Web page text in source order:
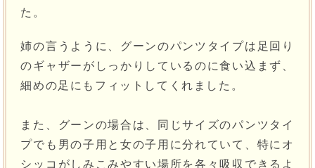
た。
姉の言うように、グーンのパンツタイプは足回り
のギャザーがしっかりしているのに食い込まず、
細めの足にもフィットしてくれました。
また、グーンの場合は、同じサイズのパンツタイ
プでも男の子用と女の子用に分れていて、特にオ
シッコがしみこみやすい場所を各々吸収できるよ